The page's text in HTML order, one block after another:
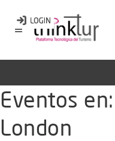
Eventos en:
London